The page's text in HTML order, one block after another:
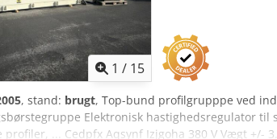
1 / 15
, stand: brugt, Top-bund profilgrupppe ved
Elektronisk hastighedsregulator
profiler, ... Cedpfx Aqsynf Izjgoha 380 V Vægt +/-